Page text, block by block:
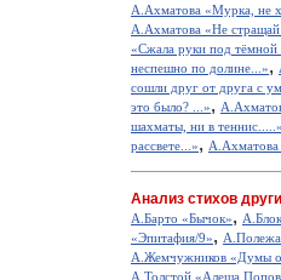
А.Ахматова «Мурка, не
А.Ахматова «Не стращай
«Сжала руки под тёмной
неспешно по долине...»,
сошли друг от друга с
это было? ...»,
шахматы, ни в теннис.....»
рассвете...»,
Анализ стихов
А.Барто «Бычок»,
«Эпитафия/9»,
А.Жемчужников «Думы
А.Толстой «Алеша